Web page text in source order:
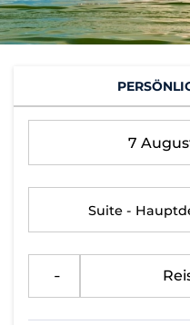
7
Suite -